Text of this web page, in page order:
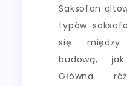
Saksofon
typów
się między
budową,
Główna